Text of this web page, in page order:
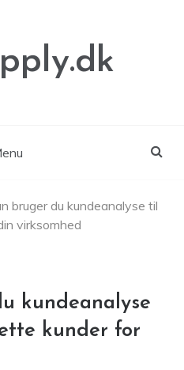
bruger du kundeanalyse til
virksomhed
kundeanalyse
kunder for